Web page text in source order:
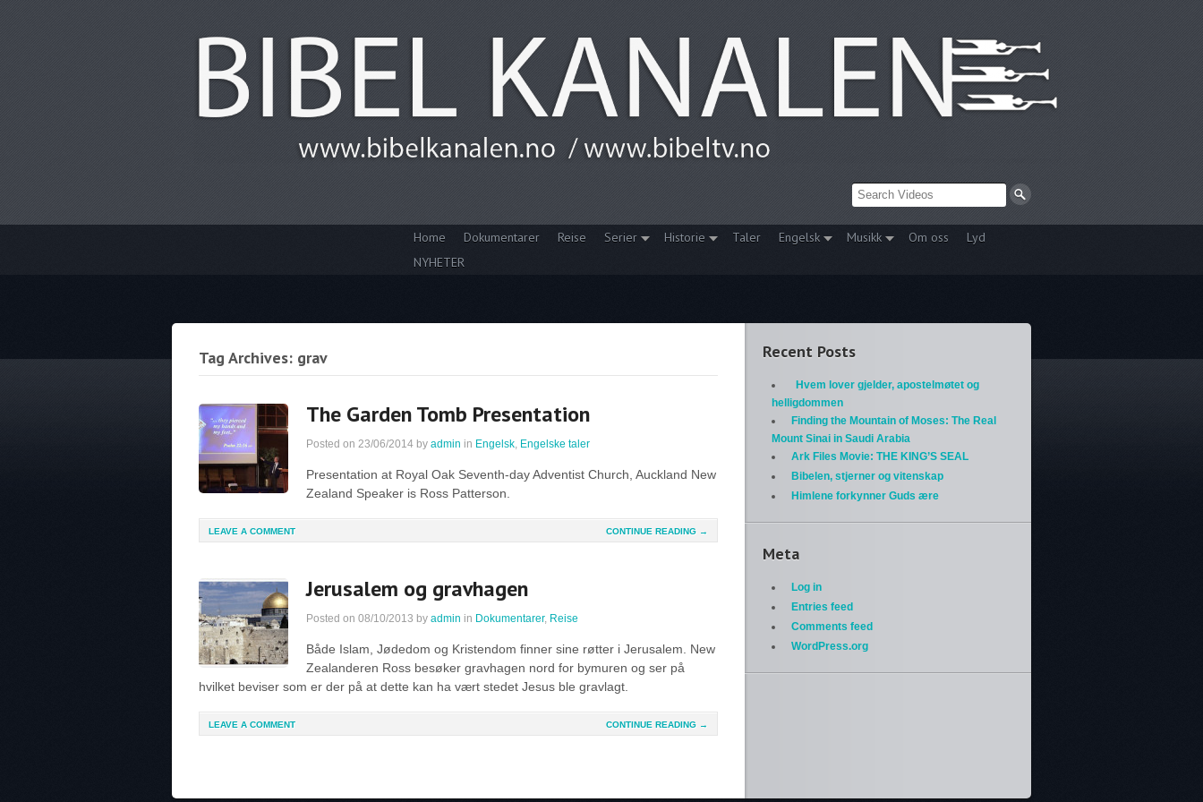
Home Dokumentarer Reise Serier Historie Taler Engelsk Musikk Om oss
Lyd
NYHETER
Tag Archives: grav
The Garden Tomb Presentation
Posted on 23/06/2014 by admin in Engelsk, Engelske taler
Presentation at Royal Oak Seventh-day Adventist Church, Auckland New
Zealand Speaker is Ross Patterson.
LEAVE A COMMENT CONTINUE READING →
Jerusalem og gravhagen
Posted on 08/10/2013 by admin in Dokumentarer, Reise
Både Islam, Jødedom og Kristendom finner sine røtter i Jerusalem. New
Zealanderen Ross besøker gravhagen nord for bymuren og ser på
hvilket beviser som er der på at dette kan ha vært stedet Jesus ble gravlagt.
LEAVE A COMMENT CONTINUE READING →
Recent Posts
Hvem lover gjelder, apostelmøtet og
helligdommen
Finding the Mountain of Moses: The Real
Mount Sinai in Saudi Arabia
Ark Files Movie: THE KING’S SEAL
Bibelen, stjerner og vitenskap
Himlene forkynner Guds ære
Meta
Log in
Entries feed
Comments feed
WordPress.org